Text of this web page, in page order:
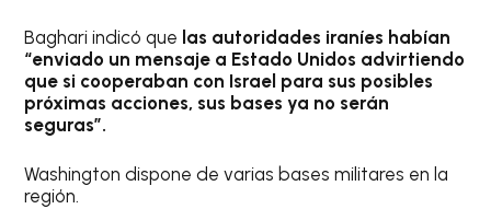
Baghari indicó que las autoridades iraníes habían
“enviado un mensaje a Estado Unidos advirtiendo
que si cooperaban con Israel para sus posibles
próximas acciones, sus bases ya no serán
seguras”.
Washington dispone de varias bases militares en la
región.